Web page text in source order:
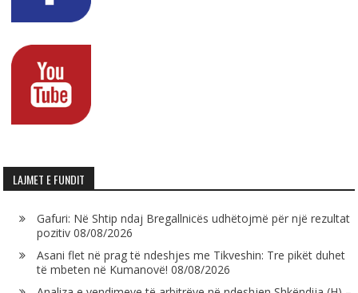
LAJMET E FUNDIT
Gafuri: Në Shtip ndaj Bregallnicës udhëtojmë për një rezultat
pozitiv 08/08/2026
Asani flet në prag të ndeshjes me Tikveshin: Tre pikët duhet
të mbeten në Kumanovë! 08/08/2026